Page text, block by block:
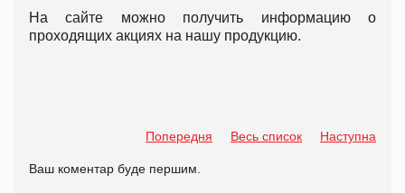
На сайте можно получить информацию о
проходящих акциях на нашу продукцию.
Попередня Весь список Наступна
Ваш коментар буде першим.